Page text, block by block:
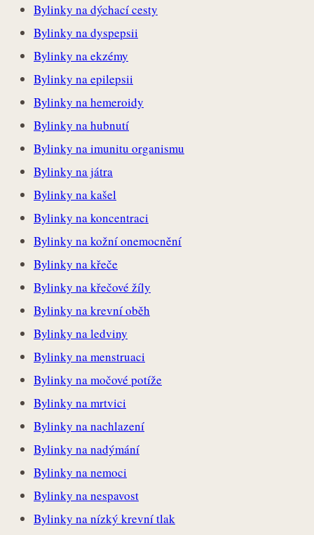
Bylinky na dýchací cesty
Bylinky na dyspepsii
Bylinky na ekzémy
Bylinky na epilepsii
Bylinky na hemeroidy
Bylinky na hubnutí
Bylinky na imunitu organismu
Bylinky na játra
Bylinky na kašel
Bylinky na koncentraci
Bylinky na kožní onemocnění
Bylinky na křeče
Bylinky na křečové žíly
Bylinky na krevní oběh
Bylinky na ledviny
Bylinky na menstruaci
Bylinky na močové potíže
Bylinky na mrtvici
Bylinky na nachlazení
Bylinky na nadýmání
Bylinky na nemoci
Bylinky na nespavost
Bylinky na nízký krevní tlak